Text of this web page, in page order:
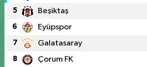
5 Beşiktaş
6 Eyüpspor
7 Galatasaray
8 Çorum FK